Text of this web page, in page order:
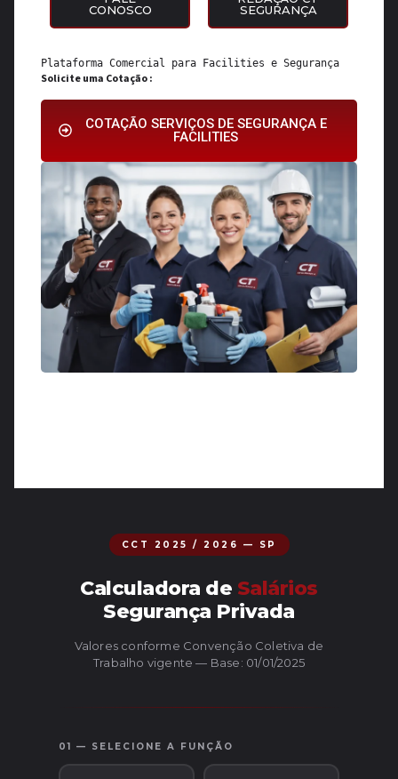
CONOSCO
SEGURANÇA
Plataforma Comercial para Facilities e Segurança
Solicite uma Cotação :
COTAÇÃO SERVIÇOS DE SEGURANÇA E
FACILITIES
CCT 2025 / 2026 — SP
Calculadora de Salários
Segurança Privada
Valores conforme Convenção Coletiva de
Trabalho vigente — Base: 01/01/2025
01 — SELECIONE A FUNÇÃO